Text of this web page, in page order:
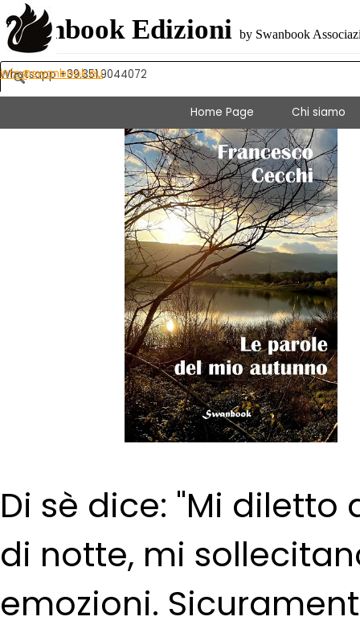
Vai ai contenuti
Swanbook Edizioni by Swanbook
info@swanbook.eu
Whatsapp +39.351.9044072
Home Page Chi siamo
Di sè dice: "Mi
di notte, mi
emozioni.